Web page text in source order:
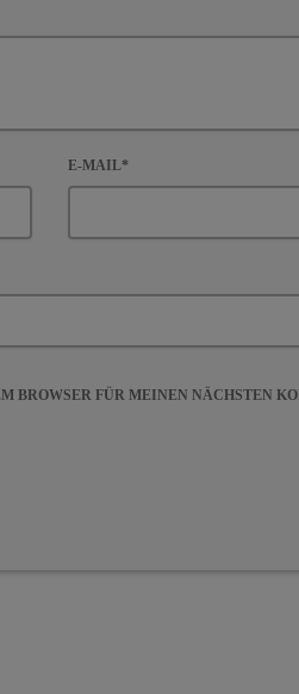
E-MAIL*
BROWSER FÜR MEINEN NÄCHSTEN